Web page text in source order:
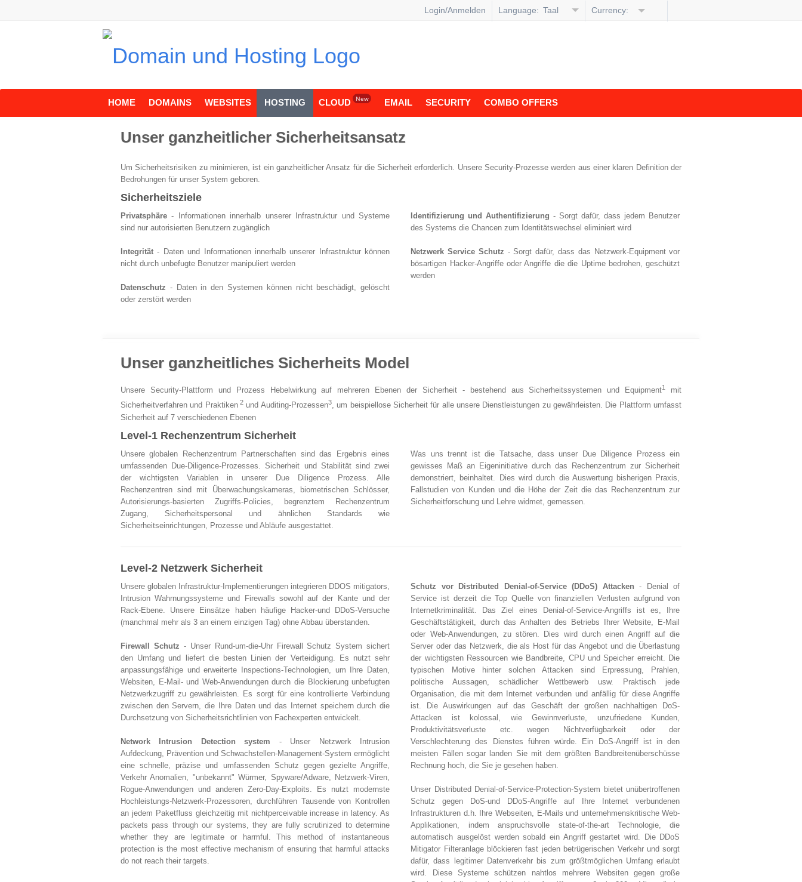
Login/Anmelden Language: Taal
Currency:
HOME DOMAINS WEBSITES HOSTING CLOUD New EMAIL SECURITY COMBO OFFERS
Unser ganzheitlicher Sicherheitsansatz
Um Sicherheitsrisiken zu minimieren, ist ein ganzheitlicher Ansatz für die Sicherheit erforderlich. Unsere Security-Prozesse werden aus einer klaren Definition der
Bedrohungen für unser System geboren.
Sicherheitsziele
Privatsphäre - Informationen innerhalb unserer Infrastruktur und Systeme
sind nur autorisierten Benutzern zugänglich
Integrität - Daten und Informationen innerhalb unserer Infrastruktur können
nicht durch unbefugte Benutzer manipuliert werden
Datenschutz - Daten in den Systemen können nicht beschädigt, gelöscht
oder zerstört werden
Identifizierung und Authentifizierung - Sorgt dafür, dass jedem Benutzer
des Systems die Chancen zum Identitätswechsel eliminiert wird
Netzwerk Service Schutz - Sorgt dafür, dass das Netzwerk-Equipment vor
bösartigen Hacker-Angriffe oder Angriffe die die Uptime bedrohen, geschützt
werden
Unser ganzheitliches Sicherheits Model
Unsere Security-Plattform und Prozess Hebelwirkung auf mehreren Ebenen der Sicherheit - bestehend aus Sicherheitssystemen und Equipment1
mit
Sicherheitverfahren und Praktiken 2 und Auditing-Prozessen3, um beispiellose Sicherheit für alle unsere Dienstleistungen zu gewährleisten. Die Plattform umfasst
Sicherheit auf 7 verschiedenen Ebenen
Level-1 Rechenzentrum Sicherheit
Unsere globalen Rechenzentrum Partnerschaften sind das Ergebnis eines
umfassenden Due-Diligence-Prozesses. Sicherheit und Stabilität sind zwei
der wichtigsten Variablen in unserer Due Diligence Prozess. Alle
Rechenzentren sind mit Überwachungskameras, biometrischen Schlösser,
Autorisierungs-basierten Zugriffs-Policies, begrenztem Rechenzentrum
Zugang, Sicherheitspersonal und ähnlichen Standards wie
Sicherheitseinrichtungen, Prozesse und Abläufe ausgestattet.
Was uns trennt ist die Tatsache, dass unser Due Diligence Prozess ein
gewisses Maß an Eigeninitiative durch das Rechenzentrum zur Sicherheit
demonstriert, beinhaltet. Dies wird durch die Auswertung bisherigen Praxis,
Fallstudien von Kunden und die Höhe der Zeit die das Rechenzentrum zur
Sicherheitforschung und Lehre widmet, gemessen.
Level-2 Netzwerk Sicherheit
Unsere globalen Infrastruktur-Implementierungen integrieren DDOS mitigators,
Intrusion Wahrnungssysteme und Firewalls sowohl auf der Kante und der
Rack-Ebene. Unsere Einsätze haben häufige Hacker-und DDoS-Versuche
(manchmal mehr als 3 an einem einzigen Tag) ohne Abbau überstanden.
Firewall Schutz - Unser Rund-um-die-Uhr Firewall Schutz System sichert
den Umfang und liefert die besten Linien der Verteidigung. Es nutzt sehr
anpassungsfähige und erweiterte Inspections-Technologien, um Ihre Daten,
Websiten, E-Mail- und Web-Anwendungen durch die Blockierung unbefugten
Netzwerkzugriff zu gewährleisten. Es sorgt für eine kontrollierte Verbindung
zwischen den Servern, die Ihre Daten und das Internet speichern durch die
Durchsetzung von Sicherheitsrichtlinien von Fachexperten entwickelt.
Network Intrusion Detection system - Unser Netzwerk Intrusion
Aufdeckung, Prävention und Schwachstellen-Management-System ermöglicht
eine schnelle, präzise und umfassenden Schutz gegen gezielte Angriffe,
Verkehr Anomalien, "unbekannt" Würmer, Spyware/Adware, Netzwerk-Viren,
Rogue-Anwendungen und anderen Zero-Day-Exploits. Es nutzt modernste
Hochleistungs-Netzwerk-Prozessoren, durchführen Tausende von Kontrollen
an jedem Paketfluss gleichzeitig mit nichtperceivable increase in latency. As
packets pass through our systems, they are fully scrutinized to determine
whether they are legitimate or harmful. This method of instantaneous
protection is the most effective mechanism of ensuring that harmful attacks
do not reach their targets.
Schutz vor Distributed Denial-of-Service (DDoS) Attacken - Denial of
Service ist derzeit die Top Quelle von finanziellen Verlusten aufgrund von
Internetkriminalität. Das Ziel eines Denial-of-Service-Angriffs ist es, Ihre
Geschäftstätigkeit, durch das Anhalten des Betriebs Ihrer Website, E-Mail
oder Web-Anwendungen, zu stören. Dies wird durch einen Angriff auf die
Server oder das Netzwerk, die als Host für das Angebot und die Überlastung
der wichtigsten Ressourcen wie Bandbreite, CPU und Speicher erreicht. Die
typischen Motive hinter solchen Attacken sind Erpressung, Prahlen,
politische Aussagen, schädlicher Wettbewerb usw. Praktisch jede
Organisation, die mit dem Internet verbunden und anfällig für diese Angriffe
ist. Die Auswirkungen auf das Geschäft der großen nachhaltigen DoS-
Attacken ist kolossal, wie Gewinnverluste, unzufriedene Kunden,
Produktivitätsverluste etc. wegen Nichtverfügbarkeit oder der
Verschlechterung des Dienstes führen würde. Ein DoS-Angriff ist in den
meisten Fällen sogar landen Sie mit dem größten Bandbreitenüberschüsse
Rechnung hoch, die Sie je gesehen haben.
Unser Distributed Denial-of-Service-Protection-System bietet unübertroffenen
Schutz gegen DoS-und DDoS-Angriffe auf Ihre Internet verbundenen
Infrastrukturen d.h. Ihre Webseiten, E-Mails und unternehmenskritische Web-
Applikationen, indem anspruchsvolle state-of-the-art Technologie, die
automatisch ausgelöst werden sobald ein Angriff gestartet wird. Die DDoS
Mitigator Filteranlage blöckieren fast jeden betrügerischen Verkehr und sorgt
dafür, dass legitimer Datenverkehr bis zum größtmöglichen Umfang erlaubt
wird. Diese Systeme schützen nahtlos mehrere Websiten gegen große